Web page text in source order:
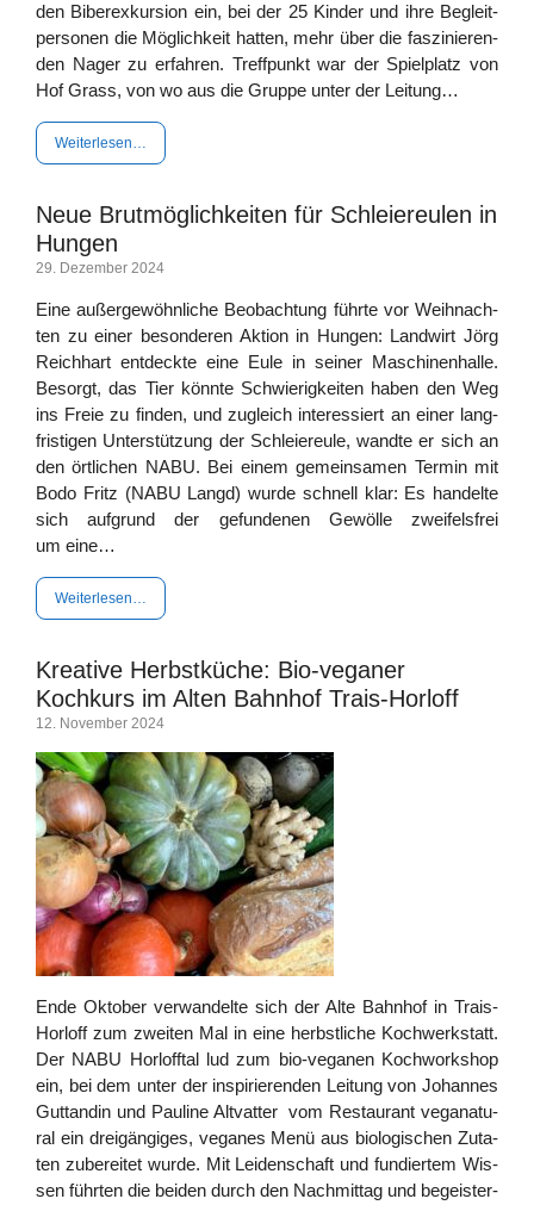
den Biber­ex­kur­si­on ein, bei der 25 Kin­der und ihre Begleit­
per­so­nen die Mög­lich­keit hat­ten, mehr über die fas­zi­nie­ren­
den Nager zu erfah­ren. Treff­punkt war der Spiel­platz von
Hof Grass, von wo aus die Grup­pe unter der Leitung…
Wei­ter­le­sen…
Neue Brutmöglichkeiten für Schleiereulen in
Hungen
29. Dezem­ber 2024
Eine außer­ge­wöhn­li­che Beob­ach­tung führ­te vor Weih­nach­
ten zu einer beson­de­ren Akti­on in Hun­gen: Land­wirt Jörg
Reich­hart ent­deck­te eine Eule in sei­ner Maschi­nen­hal­le.
Besorgt, das Tier könn­te Schwie­rig­kei­ten haben den Weg
ins Freie zu fin­den, und zugleich inter­es­siert an einer lang­
fris­ti­gen Unter­stüt­zung der Schlei­er­eu­le, wand­te er sich an
den ört­li­chen NABU. Bei einem gemein­sa­men Ter­min mit
Bodo Fritz (NABU Langd) wur­de schnell klar: Es han­del­te
sich auf­grund der gefun­de­nen Gewöl­le zwei­fels­frei
um eine…
Wei­ter­le­sen…
Kreative Herbstküche: Bio-veganer
Kochkurs im Alten Bahnhof Trais-Horloff
12. Novem­ber 2024
Ende Okto­ber ver­wan­del­te sich der Alte Bahn­hof in Trais-
Hor­l­off zum zwei­ten Mal in eine herbst­li­che Koch­werk­statt.
Der NABU Horl­off­tal lud zum bio-vega­­­nen Koch­work­shop
ein, bei dem unter der inspi­rie­ren­den Lei­tung von Johan­nes
Gutt­an­din und Pau­li­ne Alt­vat­ter vom Restau­rant vega­na­tu­
ral ein drei­gän­gi­ges, vega­nes Menü aus bio­lo­gi­schen Zuta­
ten zube­rei­tet wur­de. Mit Lei­den­schaft und fun­dier­tem Wis­
sen führ­ten die bei­den durch den Nach­mit­tag und begeis­ter­